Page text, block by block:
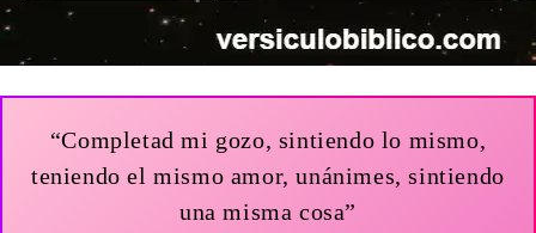
“Completad mi gozo, sintiendo lo mismo,
teniendo el mismo amor, unánimes, sintiendo
una misma cosa”